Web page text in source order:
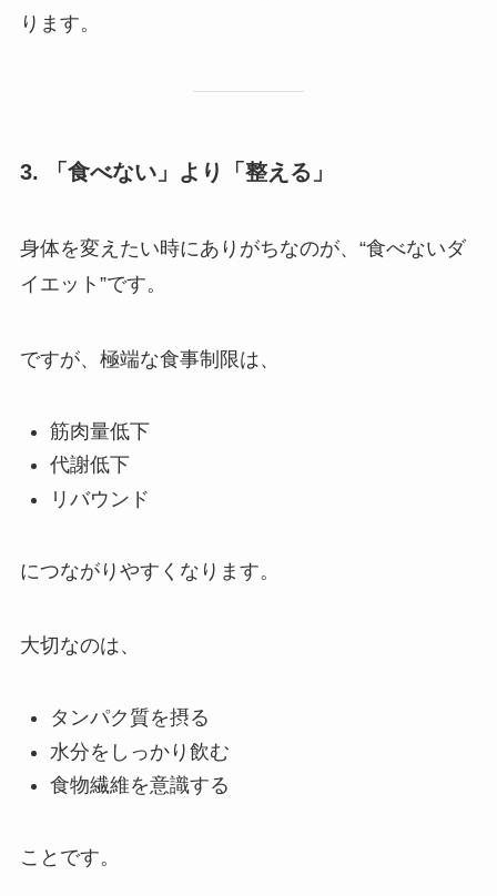
ります。
3. 「食べない」より「整える」
身体を変えたい時にありがちなのが、“食べないダ
イエット”です。
ですが、極端な食事制限は、
筋肉量低下
代謝低下
リバウンド
につながりやすくなります。
大切なのは、
タンパク質を摂る
水分をしっかり飲む
食物繊維を意識する
ことです。